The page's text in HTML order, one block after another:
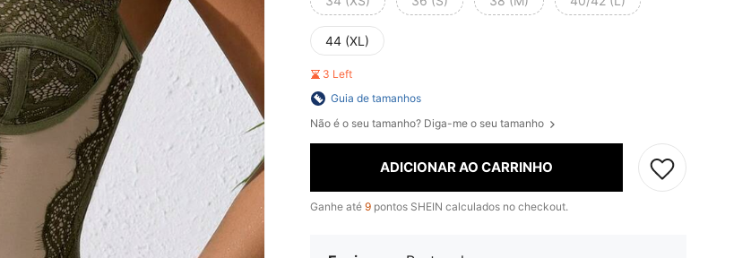
44 (XL)
3 Left
Guia de tamanhos
Não é o seu tamanho? Diga-me o seu tamanho
ADICIONAR AO CARRINHO
Ganhe até 9 pontos SHEIN calculados no checkout.